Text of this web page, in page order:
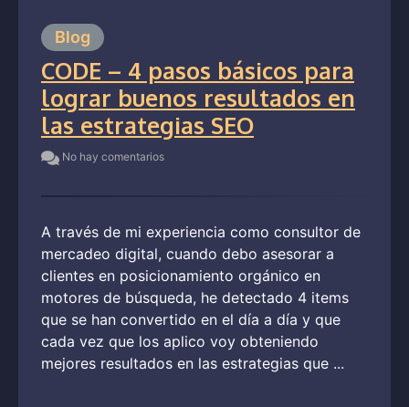
Blog
CODE – 4 pasos básicos para
lograr buenos resultados en
las estrategias SEO
No hay comentarios
A través de mi experiencia como consultor de
mercadeo digital, cuando debo asesorar a
clientes en posicionamiento orgánico en
motores de búsqueda, he detectado 4 items
que se han convertido en el día a día y que
cada vez que los aplico voy obteniendo
mejores resultados en las estrategias que ...